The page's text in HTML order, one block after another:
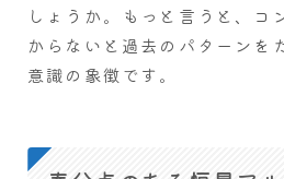
しょうか。もっと言うと、コ
からないと過去のパターンを
意識の象徴です。